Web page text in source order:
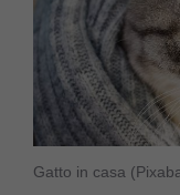
Gatto in casa